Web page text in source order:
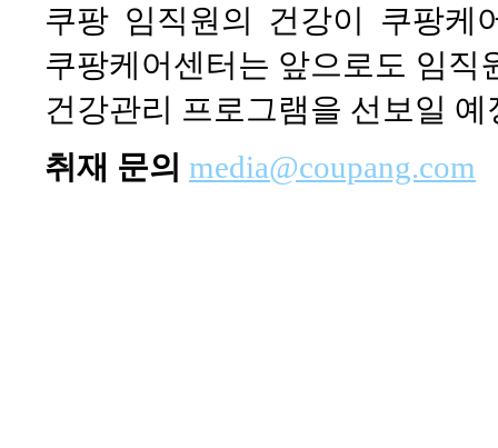
쿠팡 임직원의 건강이 쿠팡케
쿠팡케어센터는 앞으로도 임직
건강관리 프로그램을 선보일 예
취재 문의 media@coupang.com